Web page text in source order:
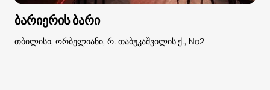
ბარიერის ბარი
თბილისი, ორბელიანი, რ. თაბუკაშვილის ქ., No2